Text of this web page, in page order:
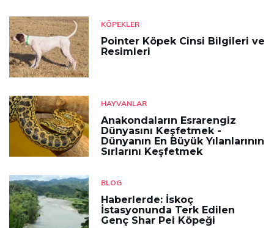
KÖPEKLER
Pointer Köpek Cinsi Bilgileri ve
Resimleri
HAYVANLAR
Anakondaların Esrarengiz
Dünyasını Keşfetmek -
Dünyanın En Büyük Yılanlarının
Sırlarını Keşfetmek
BLOG
Haberlerde: İskoç
İstasyonunda Terk Edilen
Genç Shar Pei Köpeği